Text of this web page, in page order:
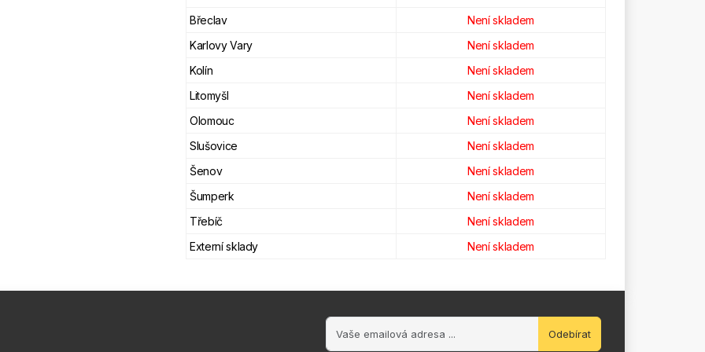
Břeclav
Není skladem
Karlovy Vary
Není skladem
Kolín
Není skladem
Litomyšl
Není skladem
Olomouc
Není skladem
Slušovice
Není skladem
Šenov
Není skladem
Šumperk
Není skladem
Třebíč
Není skladem
Externí sklady
Není skladem
Odebírat